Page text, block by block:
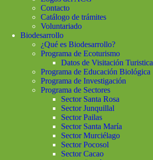
Contacto
Catálogo de trámites
Voluntariado
Biodesarrollo
¿Qué es Biodesarrollo?
Programa de Ecoturismo
Datos de Visitación Turistica
Programa de Educación Biológica
Programa de Investigación
Programa de Sectores
Sector Santa Rosa
Sector Junquillal
Sector Pailas
Sector Santa María
Sector Murciélago
Sector Pocosol
Sector Cacao